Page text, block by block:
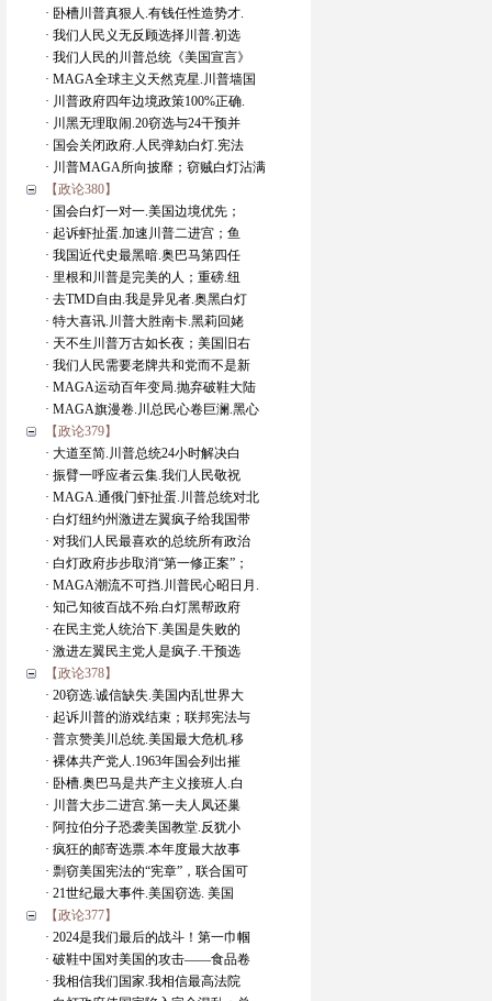
· 卧槽川普真狠人.有钱任性造势才.
· 我们人民义无反顾选择川普.初选
· 我们人民的川普总统《美国宣言》
· MAGA全球主义天然克星.川普墙国
· 川普政府四年边境政策100%正确.
· 川黑无理取闹.20窃选与24干预并
· 国会关闭政府.人民弹劾白灯.宪法
· 川普MAGA所向披靡；窃贼白灯沾满
【政论380】
· 国会白灯一对一.美国边境优先；
· 起诉虾扯蛋.加速川普二进宫；鱼
· 我国近代史最黑暗.奥巴马第四任
· 里根和川普是完美的人；重磅.纽
· 去TMD自由.我是异见者.奥黑白灯
· 特大喜讯.川普大胜南卡.黑莉回姥
· 天不生川普万古如长夜；美国旧右
· 我们人民需要老牌共和党而不是新
· MAGA运动百年变局.抛弃破鞋大陆
· MAGA旗漫卷.川总民心卷巨澜.黑心
【政论379】
· 大道至简.川普总统24小时解决白
· 振臂一呼应者云集.我们人民敬祝
· MAGA.通俄门虾扯蛋.川普总统对北
· 白灯纽约州激进左翼疯子给我国带
· 对我们人民最喜欢的总统所有政治
· 白灯政府步步取消“第一修正案”；
· MAGA潮流不可挡.川普民心昭日月.
· 知己知彼百战不殆.白灯黑帮政府
· 在民主党人统治下.美国是失败的
· 激进左翼民主党人是疯子.干预选
【政论378】
· 20窃选.诚信缺失.美国内乱世界大
· 起诉川普的游戏结束；联邦宪法与
· 普京赞美川总统.美国最大危机.移
· 裸体共产党人.1963年国会列出摧
· 卧槽.奥巴马是共产主义接班人.白
· 川普大步二进宫.第一夫人凤还巢
· 阿拉伯分子恐袭美国教堂.反犹小
· 疯狂的邮寄选票.本年度最大故事
· 剽窃美国宪法的“宪章”，联合国可
· 21世纪最大事件.美国窃选. 美国
【政论377】
· 2024是我们最后的战斗！第一巾帼
· 破鞋中国对美国的攻击——食品卷
· 我相信我们国家.我相信最高法院